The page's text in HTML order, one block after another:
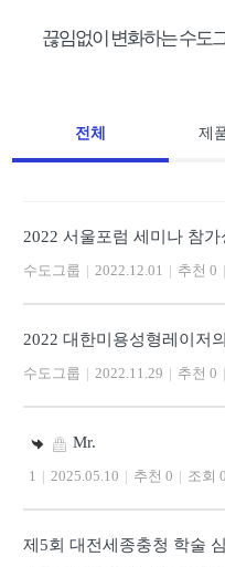
끊임없이 변화하는 수도
전체 제
2022 서울포럼 세미나 참가
수도그룹 | 2022.12.01 | 추천 0 |
2022 대한미용성형레이저
수도그룹 | 2022.11.29 | 추천 0 |
Mr.
1 | 2025.05.10 | 추천 0 | 조회 0
제5회 대전세종충청 학술